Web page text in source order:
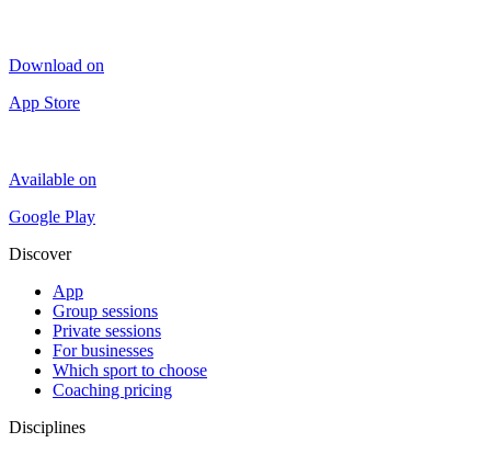
Download on
App Store
Available on
Google Play
Discover
App
Group sessions
Private sessions
For businesses
Which sport to choose
Coaching pricing
Disciplines